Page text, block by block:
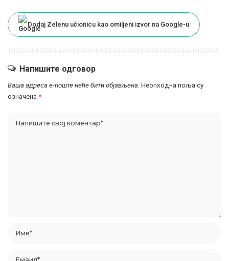
Dodaj Zelenu učionicu kao omiljeni izvor na Google-u
Напишите одговор
Ваша адреса е-поште неће бити објављена. Неопходна поља су
означена *